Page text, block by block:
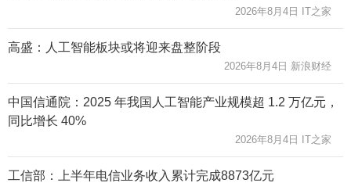
2026年8月4日 IT之家
高盛：人工智能板块或将迎来盘整阶段
2026年8月4日 新浪财经
中国信通院：2025 年我国人工智能产业规模超 1.2 万亿元，
同比增长 40%
2026年8月4日 IT之家
工信部：上半年电信业务收入累计完成8873亿元